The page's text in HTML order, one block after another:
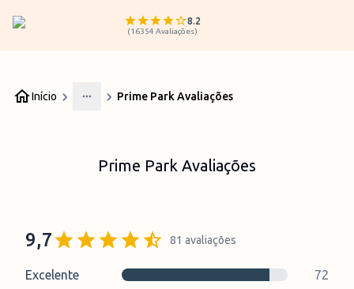
8.2
(16354 Avaliações)
Início
More
Prime Park Avaliações
Prime Park Avaliações
9,7 81 avaliações
Excelente
72